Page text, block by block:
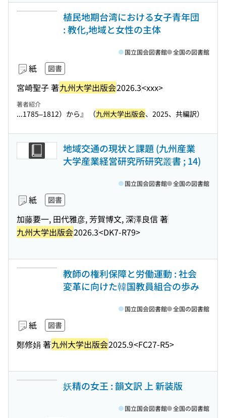
植民地期台湾における女子青年団
: 教化,地域と女性の主体
紙 図書
宮崎聖子 著九州大学出版会2026.3<xxx>
国立国会図書館 全国の図書館
著者紹介
...1785‒1812）から』 （九州大学出版会、2025、共編訳）
地域交通の現状と課題 (九州産業
大学産業経営研究所研究叢書 ; 14)
紙 図書
加藤要一, 田代雅彦, 芳賀博文, 深澤良信 著
九州大学出版会2026.3<DK7-R79>
国立国会図書館 全国の図書館
教師の権利保障と労働運動 : 社会
変革に向けた韓国教員組合の歩み
紙 図書
鄭修娟 著九州大学出版会2025.9<FC27-R5>
国立国会図書館 全国の図書館
妖精の女王 : 韻文訳 上 新装版
国立国会図書館 全国の図書館